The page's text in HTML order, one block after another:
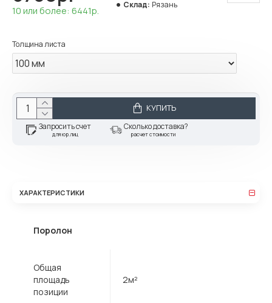
10 или более: 6441р.
Склад: Рязань
Толщина листа
КУПИТЬ
Запросить счет
для юр.лиц
Сколько доставка?
расчет стоимости
ХАРАКТЕРИСТИКИ
Поролон
Общая
площадь
позиции
2м²